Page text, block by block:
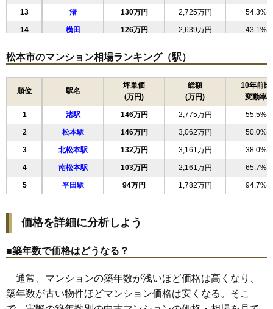
13 渚 130万円 2,725万円 54.3%
14 横田 126万円 2,639万円 43.1%
16 沢村 106万円 2,232万円 75.0%
105万円 1,890万円 79.2%
98万円 1,866万円 74.7%
19 双葉 96万円 2,017万円 90.2%
20 野溝木工 89万円 1,858万円 90.6%
21 島内 75万円 1,572万円 71.0%
22 元町 74万円 1,622万円 49.4%
23 清水 45万円 624万円 66.0%
松本市のマンション相場ランキング（駅）
順位 駅名
坪単価
(万円)
総額
(万円)
10年前比
変動率
1 渚駅 146万円 2,775万円 55.5%
2 松本駅 146万円 3,062万円 50.0%
3 北松本駅 132万円 3,161万円 38.0%
4 南松本駅 103万円 2,161万円 65.7%
5 平田駅 94万円 1,782万円 94.7%
価格を詳細に分析しよう
■築年数で価格はどうなる？
通常、マンションの築年数が浅いほど価格は高くなり、
築年数が古い物件ほどマンション価格は安くなる。そこ